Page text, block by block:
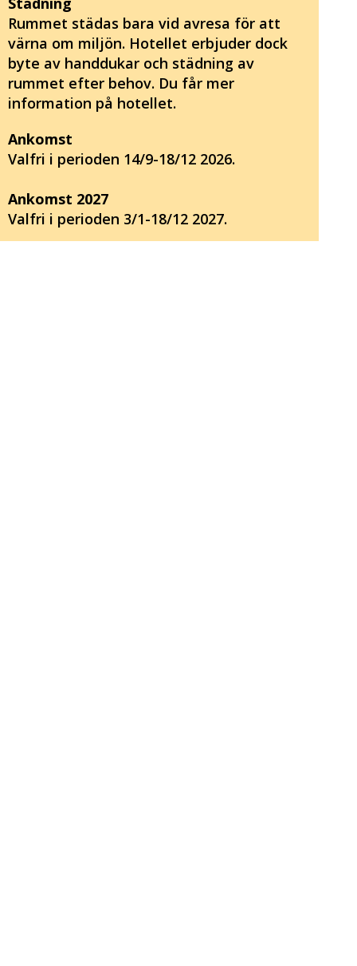
Rummet städas bara vid avresa för att
värna om miljön. Hotellet erbjuder dock
byte av handdukar och städning av
rummet efter behov. Du får mer
information på hotellet.
Ankomst
Valfri i perioden 14/9-18/12 2026.
Ankomst 2027
Valfri i perioden 3/1-18/12 2027.